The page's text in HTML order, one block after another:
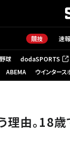
競技 速報
球 dodaSPORTS
（新しいタブで開く）
ABEMA
ウインタース
由。18